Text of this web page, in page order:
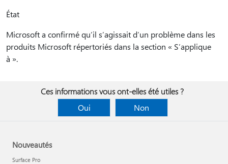
État
Microsoft a confirmé qu’il s’agissait d’un problème dans les
produits Microsoft répertoriés dans la section « S’applique
à ».
Ces informations vous ont-elles été utiles ?
Oui
Non
Nouveautés
Surface Pro